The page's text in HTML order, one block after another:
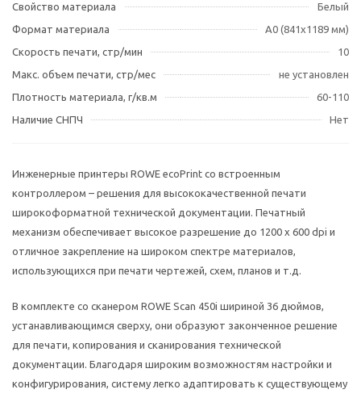
Свойство материала
Белый
Формат материала
A0 (841x1189 мм)
Скорость печати, стр/мин
10
Макс. объем печати, стр/мес
не установлен
Плотность материала, г/кв.м
60-110
Наличие СНПЧ
Нет
Инженерные принтеры ROWE ecoPrint со встроенным
контроллером – решения для высококачественной печати
широкоформатной технической документации. Печатный
механизм обеспечивает высокое разрешение до 1200 х 600 dpi и
отличное закрепление на широком спектре материалов,
использующихся при печати чертежей, схем, планов и т.д.
В комплекте со сканером ROWE Scan 450i шириной 36 дюймов,
устанавливающимся сверху, они образуют законченное решение
для печати, копирования и сканирования технической
документации. Благодаря широким возможностям настройки и
конфигурирования, систему легко адаптировать к существующему